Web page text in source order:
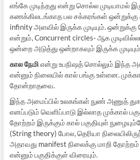
எங்கே முடிந்தது என்று சொல்ல முடியாமல்
கணக்கிலடங்காத பல சக்கரங்கள்
infinity அளவில் இருக்க முடியும். ஒன்றுக்கு
என்றும், Concurrent circles- ஆக
ஒன்றை அடுத்து ஒன்றாகவும் இருக்க
கால நேமிஎன்று உபநிஷத் சொல்லும் இந்த
என்னும் நிலையில் கால் பங்கு உள்ளன.
தோன்றாதவை.
இந்த அமைப்பில் உலகங்கள் நுண் அணுத்
எனப்படும் வெளிப்பாடு இல்லாத முக்கால்
தோற்றம் இருக்கும் கால் பகுதியுள்
(String theory) போல, தெரியா
அதாவது manifest நிலைக்கு மாறி தோற்றம்
என்னும் பகுதிக்குள் விரையும்.